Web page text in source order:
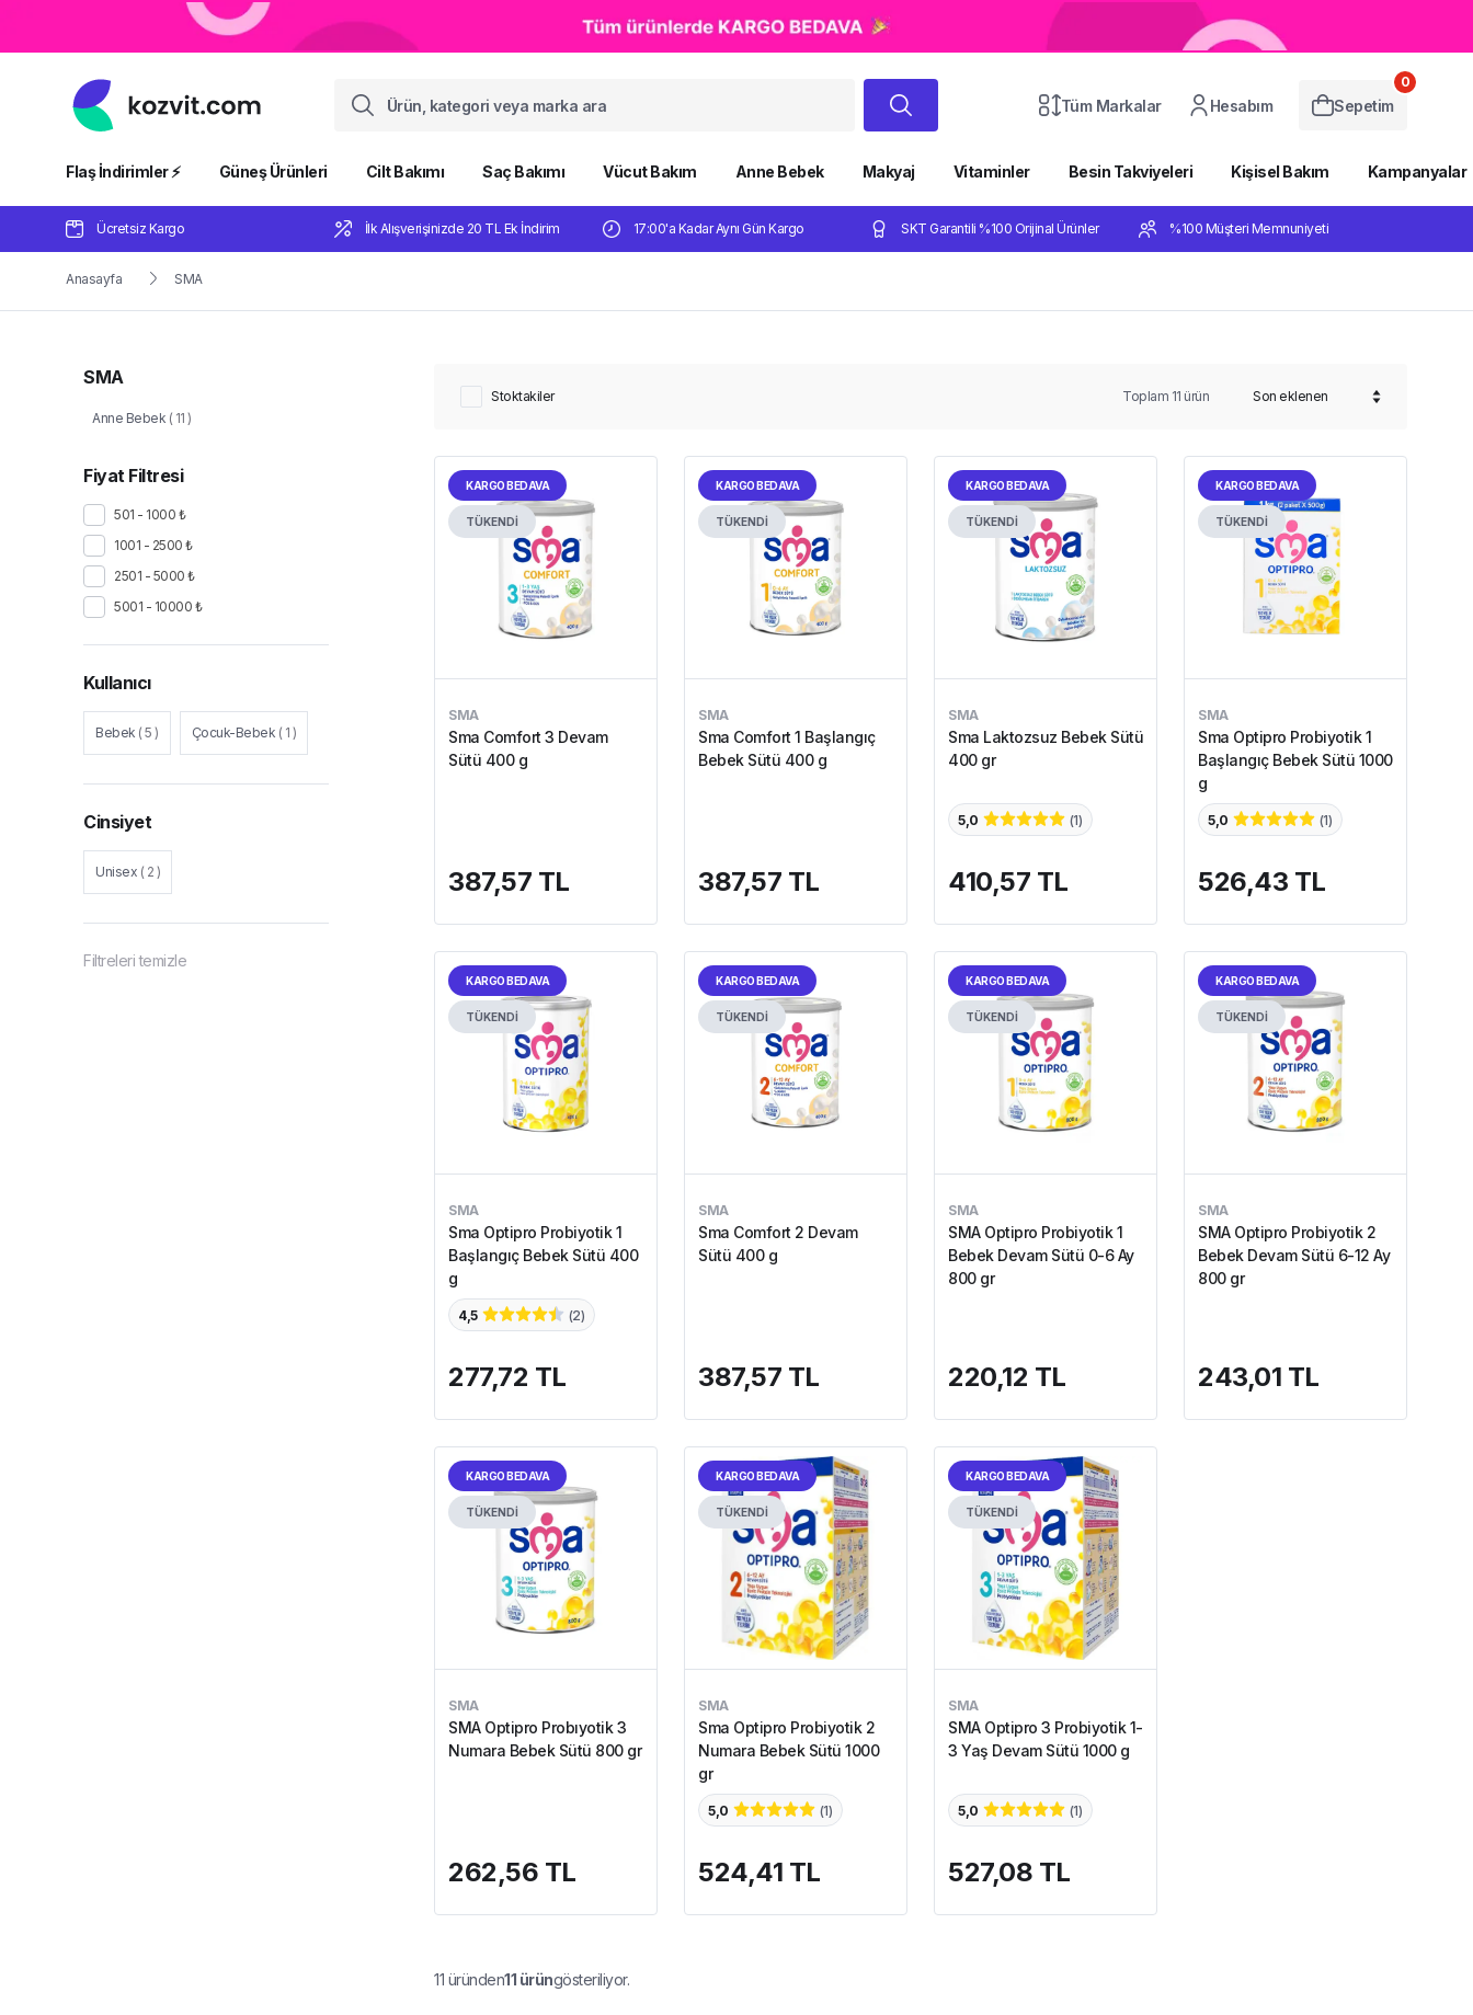
Tüm Markalar Hesabım Sepetim
0
Flaş İndirimler ⚡️ Güneş Ürünleri Cilt Bakımı Saç Bakımı Vücut Bakım Anne Bebek Makyaj Vitaminler Besin Takviyeleri Kişisel Bakım Kampanyalar
Ücretsiz Kargo İlk Alışverişinizde 20 TL Ek İndirim 17:00'a Kadar Aynı Gün Kargo SKT Garantili %100 Orijinal Ürünler %100 Müşteri Memnuniyeti
Anasayfa SMA
SMA
Anne Bebek ( 11 )
Fiyat Filtresi
501 - 1000 ₺
1001 - 2500 ₺
2501 - 5000 ₺
5001 - 10000 ₺
Kullanıcı
Bebek ( 5 ) Çocuk-Bebek ( 1 )
Cinsiyet
Unisex ( 2 )
Filtreleri temizle
Stoktakiler Toplam 11 ürün
KARGO BEDAVA
TÜKENDİ
SMA
Sma Comfort 3 Devam
Sütü 400 g
387,57 TL
KARGO BEDAVA
TÜKENDİ
SMA
Sma Comfort 1 Başlangıç
Bebek Sütü 400 g
387,57 TL
KARGO BEDAVA
TÜKENDİ
SMA
Sma Laktozsuz Bebek Sütü
400 gr
5,0 (1)
410,57 TL
KARGO BEDAVA
TÜKENDİ
SMA
Sma Optipro Probiyotik 1
Başlangıç Bebek Sütü 1000
g
5,0 (1)
526,43 TL
KARGO BEDAVA
TÜKENDİ
SMA
Sma Optipro Probiyotik 1
Başlangıç Bebek Sütü 400
g
4,5 (2)
277,72 TL
KARGO BEDAVA
TÜKENDİ
SMA
Sma Comfort 2 Devam
Sütü 400 g
387,57 TL
KARGO BEDAVA
TÜKENDİ
SMA
SMA Optipro Probiyotik 1
Bebek Devam Sütü 0-6 Ay
800 gr
220,12 TL
KARGO BEDAVA
TÜKENDİ
SMA
SMA Optipro Probiyotik 2
Bebek Devam Sütü 6-12 Ay
800 gr
243,01 TL
KARGO BEDAVA
TÜKENDİ
SMA
SMA Optipro Probıyotik 3
Numara Bebek Sütü 800 gr
262,56 TL
KARGO BEDAVA
TÜKENDİ
SMA
Sma Optipro Probiyotik 2
Numara Bebek Sütü 1000
gr
5,0 (1)
524,41 TL
KARGO BEDAVA
TÜKENDİ
SMA
SMA Optipro 3 Probiyotik 1-
3 Yaş Devam Sütü 1000 g
5,0 (1)
527,08 TL
11 üründen11 ürüngösteriliyor.